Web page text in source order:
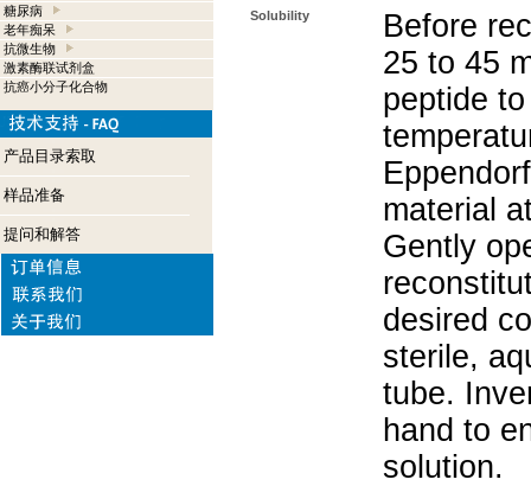
糖尿病
老年痴呆
抗微生物
激素酶联试剂盒
抗癌小分子化合物
产品目录索取
样品准备
提问和解答
Solubility
Before
25 to 45
peptide
material
Gently
desired
sterile,
tube.
hand to
solution.